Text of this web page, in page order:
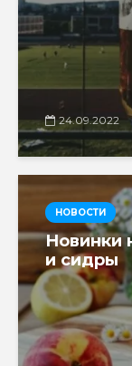
24.09.2022
НОВОСТИ
Новинки
и сидры